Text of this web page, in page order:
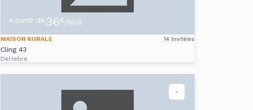
A partir de 36€/Nuit
MAISON RURALE 14 Invitées
Cling 43
Deltebre
-